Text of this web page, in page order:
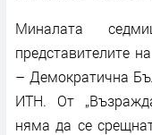
Миналата
представителите
– Демократична
ИТН. От
няма да се